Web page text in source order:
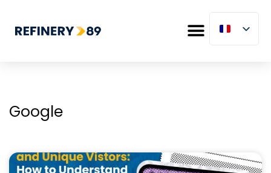
Google